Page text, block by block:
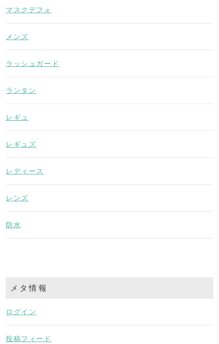
マスクデフォ
メンズ
ラッシュガード
ランタン
レギュ
レギュズ
レディース
レンズ
防水
メタ情報
ログイン
投稿フィード